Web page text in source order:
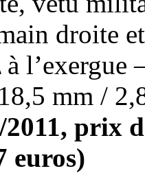
droite
l’exergue
mm /
2011, prix
euros)